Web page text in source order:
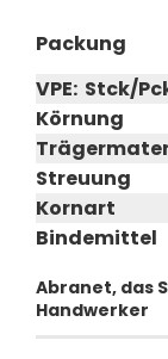
Packung
VPE: Stck/
Körnung
Streuung
Kornart
Bindemittel
Abranet, das
Handwerker